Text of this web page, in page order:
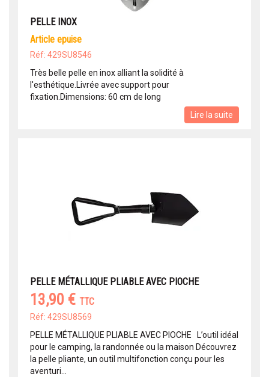
PELLE INOX
article epuise
Réf: 429SU8546
Très belle pelle en inox alliant la solidité à
l'esthétique.Livrée avec support pour
fixation.Dimensions: 60 cm de long
Lire la suite
PELLE MÉTALLIQUE PLIABLE AVEC PIOCHE
13,90 € TTC
Réf: 429SU8569
PELLE MÉTALLIQUE PLIABLE AVEC PIOCHE L’outil idéal
pour le camping, la randonnée ou la maison Découvrez
la pelle pliante, un outil multifonction conçu pour les
aventuri...